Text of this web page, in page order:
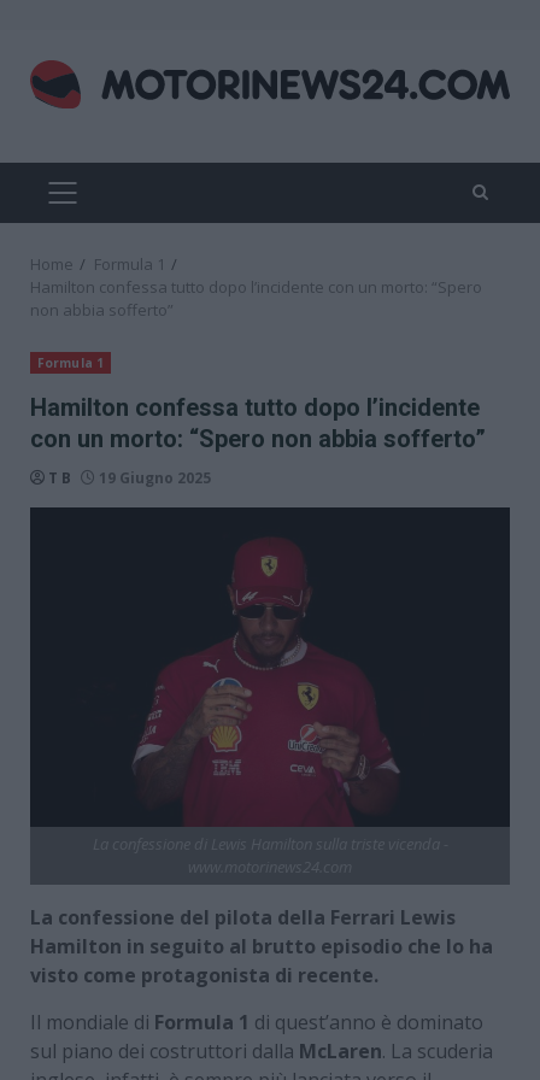
content
PRIMARY
MENU
Home
Formula 1
Hamilton confessa tutto dopo l’incidente con un morto: “Spero
non abbia sofferto”
Formula 1
Hamilton confessa tutto dopo l’incidente
con un morto: “Spero non abbia sofferto”
T B 19 Giugno 2025
La confessione del pilota della Ferrari Lewis
Hamilton in seguito al brutto episodio che lo ha
visto come protagonista di recente.
Il mondiale di Formula 1 di quest’anno è dominato
sul piano dei costruttori dalla McLaren. La scuderia